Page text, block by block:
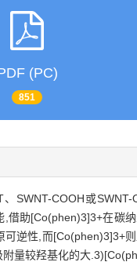
(PC)
851
SWNT-COOH或
借助[Co(phen)3]3+在碳
逆性,而[Co(phen)3]3+
量较羟基化的大